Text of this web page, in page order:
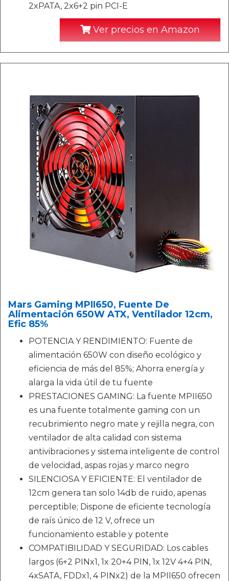
2xPATA, 2x6+2 pin PCI-E
Ver precios en Amazon
Mars Gaming MPII650, Fuente De
Alimentación 650W ATX, Ventilador 12cm,
Efic 85%
POTENCIA Y RENDIMIENTO: Fuente de
alimentación 650W con diseño ecológico y
eficiencia de más del 85%; Ahorra energía y
alarga la vida útil de tu fuente
PRESTACIONES GAMING: La fuente MPII650
es una fuente totalmente gaming con un
recubrimiento negro mate y rejilla negra, con
ventilador de alta calidad con sistema
antivibraciones y sistema inteligente de control
de velocidad, aspas rojas y marco negro
SILENCIOSA Y EFICIENTE: El ventilador de
12cm genera tan solo 14db de ruido, apenas
perceptible; Dispone de eficiente tecnología
de raís único de 12 V, ofrece un
funcionamiento estable y potente
COMPATIBILIDAD Y SEGURIDAD: Los cables
largos (6+2 PINx1, 1x 20+4 PIN, 1x 12V 4+4 PIN,
4xSATA, FDDx1, 4 PINx2) de la MPII650 ofrecen